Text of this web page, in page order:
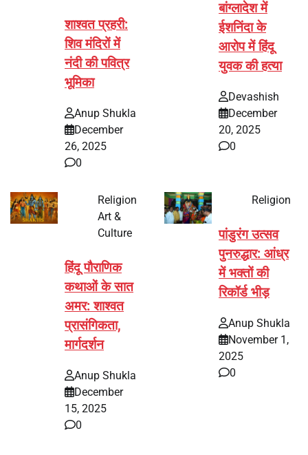
शाश्वत प्रहरी:
शिव मंदिरों में
नंदी की पवित्र
भूमिका
Anup Shukla
December
26, 2025
0
बांग्लादेश में
ईशनिंदा के
आरोप में हिंदू
युवक की हत्या
Devashish
December
20, 2025
0
Religion
Art &
Culture
हिंदू पौराणिक
कथाओं के सात
अमर: शाश्वत
प्रासंगिकता,
मार्गदर्शन
Anup Shukla
December
15, 2025
0
Religion
पांडुरंग उत्सव
पुनरुद्धार: आंध्र
में भक्तों की
रिकॉर्ड भीड़
Anup Shukla
November 1,
2025
0